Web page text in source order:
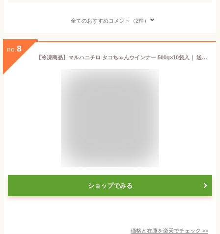
全てのおすすめコメント（2件）
no. 8
【冷凍商品】マルハニチロ タコちゃんウインナー 500g×10袋入｜ 送料無料 冷凍食品 送料無料 ウインナー おかず
ショップでみる
価格と在庫を楽天でチェック >>